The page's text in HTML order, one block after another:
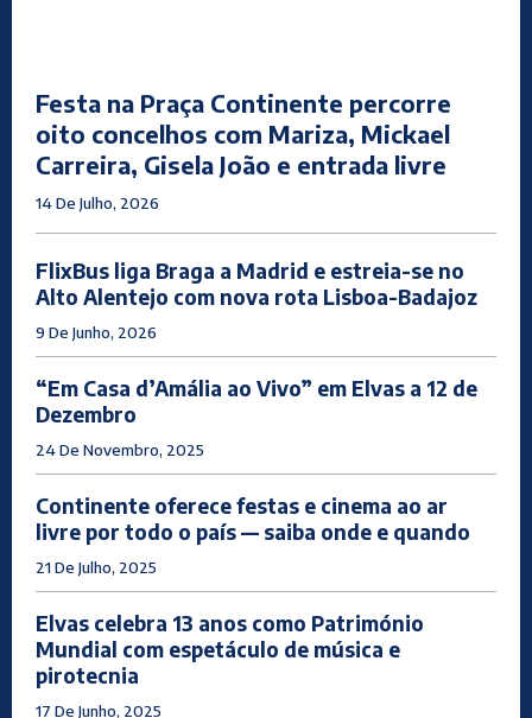
Festa na Praça Continente percorre
oito concelhos com Mariza, Mickael
Carreira, Gisela João e entrada livre
14 De Julho, 2026
FlixBus liga Braga a Madrid e estreia-se no
Alto Alentejo com nova rota Lisboa-Badajoz
9 De Junho, 2026
“Em Casa d’Amália ao Vivo” em Elvas a 12 de
Dezembro
24 De Novembro, 2025
Continente oferece festas e cinema ao ar
livre por todo o país — saiba onde e quando
21 De Julho, 2025
Elvas celebra 13 anos como Património
Mundial com espetáculo de música e
pirotecnia
17 De Junho, 2025